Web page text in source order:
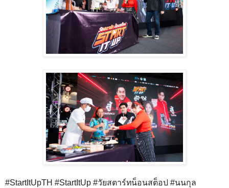
#StartItUpTH #StartItUp #วัยสตาร์ทน็อนสต็อป #นนกุล